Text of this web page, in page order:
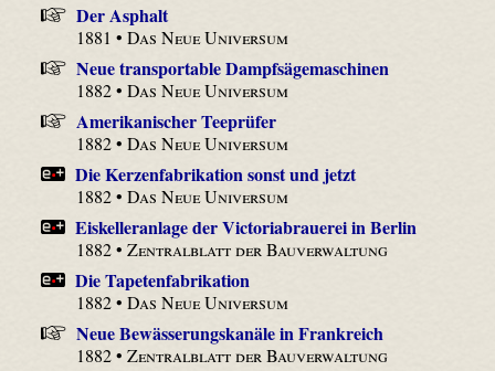
Der Asphalt
1881 •Das Neue Universum
Neue transportable Dampfsägemaschinen
1882 •Das Neue Universum
Amerikanischer Teeprüfer
1882 •Das Neue Universum
Die Kerzenfabrikation sonst und jetzt
1882 •Das Neue Universum
Eiskelleranlage der Victoriabrauerei in Berlin
1882 •Zentralblatt der Bauverwaltung
Die Tapetenfabrikation
1882 •Das Neue Universum
Neue Bewässerungskanäle in Frankreich
1882 •Zentralblatt der Bauverwaltung